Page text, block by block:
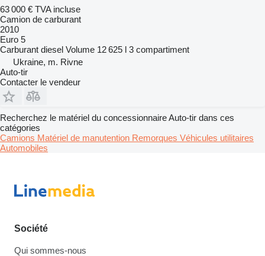
63 000 € TVA incluse
Camion de carburant
2010
Euro 5
Carburant diesel Volume 12 625 l 3 compartiment
Ukraine, m. Rivne
Auto-tir
Contacter le vendeur
Recherchez le matériel du concessionnaire Auto-tir dans ces
catégories
Camions Matériel de manutention Remorques Véhicules utilitaires
Automobiles
Société
Qui sommes-nous